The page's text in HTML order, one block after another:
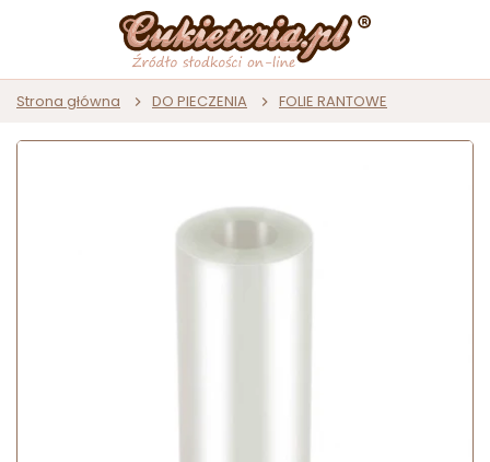
Strona główna DO PIECZENIA FOLIE RANTOWE